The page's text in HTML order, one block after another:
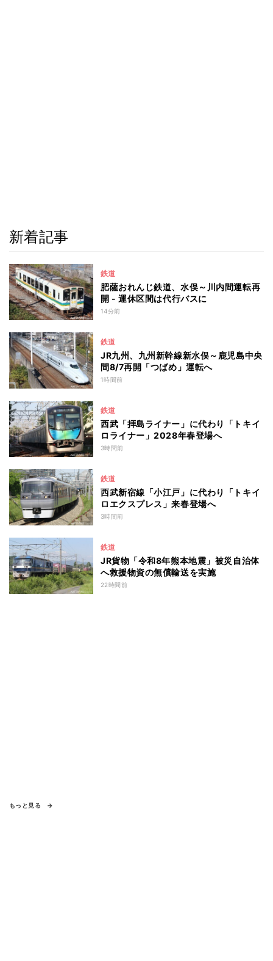
新着記事
鉄道
肥薩おれんじ鉄道、水俣～川内間運転再
開 - 運休区間は代行バスに
14分前
鉄道
JR九州、九州新幹線新水俣～鹿児島中央
間8/7再開「つばめ」運転へ
1時間前
鉄道
西武「拝島ライナー」に代わり「トキイ
ロライナー」2028年春登場へ
3時間前
鉄道
西武新宿線「小江戸」に代わり「トキイ
ロエクスプレス」来春登場へ
3時間前
鉄道
JR貨物「令和8年熊本地震」被災自治体
へ救援物資の無償輸送を実施
22時間前
もっと見る